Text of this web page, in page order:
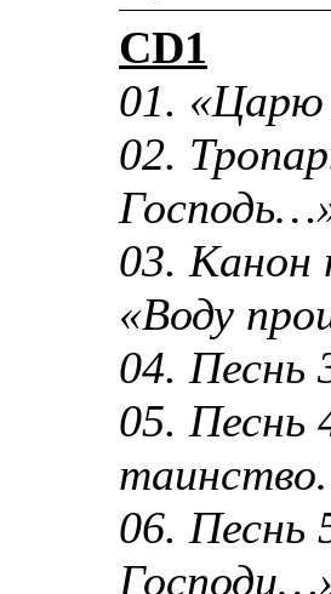
CD1
01.
02.
03. Канон
«Воду
04. Песнь
05. Песнь
06. Песнь